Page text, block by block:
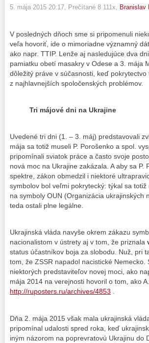
5. mája 2015 20:17 , Prečítané 8 111x, Branislav
V posledných dňoch sme si pripomenuli
veľa hovoriť, ide o mimoriadne významný
ako napr. TTIP. Lenže aj nasledujúce dva
pamiatku obetí masakry v Odese a 3. mája
dôležitý práve v súčasnosti, keď
z najhlavnejších spoločenských problémov.
Tri májové dni na Ukrajine
Uvedené tri dni (1. – 3. máj) predstavovali
mája sa totiž museli P. Porošenko a spol.
pripomínali sviatok práce a často svoje
nová moc na Ukrajine zakázala. A aby sa
spektre, zákon obmedzil i niektoré
symbolov bol veľmi pokrytecký: týkal sa
na symboly OUN (Organizácia ukrajinských
teda ostali plne legálne.
Ukrajinská vláda navyše okrem zákazu
nacionalistom v ústrety aj v tom, že priznala
status účastníkov boja za slobodu. Nuž, pri
tom, že ZSSR napadol nacistické
niektorých predstaviteľov novej moci, ako
mája 2014 na verejnosti hovoril o tom, ako
http://ruposters.ru/archives/4853 .
Dňa 2. mája 2015 však mala ukrajinská
pripomínal udalosti spred roka, keď
iným názorom na poprevratovú Ukrajinu do